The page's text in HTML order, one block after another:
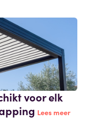
voor elk
Lees meer